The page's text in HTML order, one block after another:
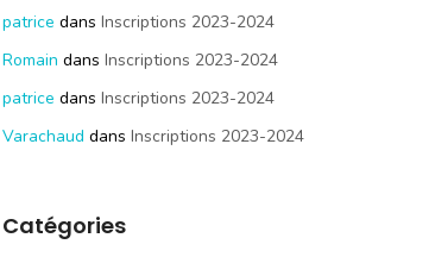
patrice dans Inscriptions 2023-2024
Romain dans Inscriptions 2023-2024
patrice dans Inscriptions 2023-2024
Varachaud dans Inscriptions 2023-2024
Catégories